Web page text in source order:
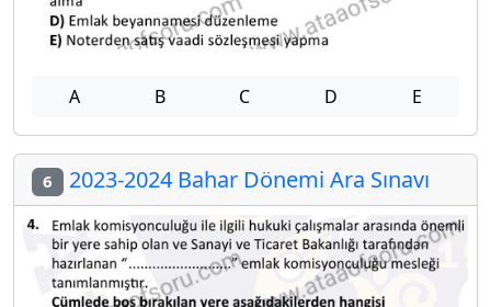
A B C D E
6 2023-2024 Bahar Dönemi Ara Sınavı